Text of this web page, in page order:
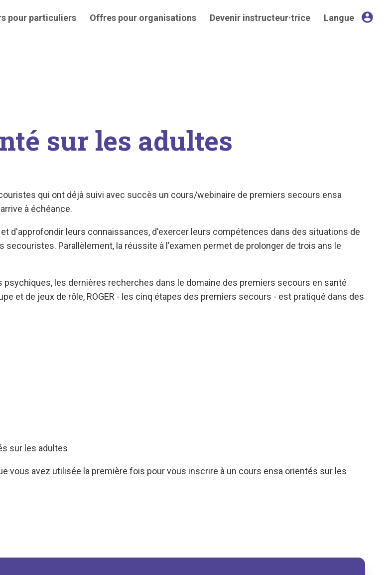
pour particuliers Offres pour organisations Devenir instructeur∙trice Langue account_circle
sur les adultes
qui ont déjà suivi avec succès un cours/webinaire de premiers secours ensa
à échéance.
d'approfondir leurs connaissances, d'exercer leurs compétences dans des situations de
Parallèlement, la réussite à l'examen permet de prolonger de trois ans le
les dernières recherches dans le domaine des premiers secours en santé
et de jeux de rôle, ROGER - les cinq étapes des premiers secours - est pratiqué dans des
sur les adultes
vous avez utilisée la première fois pour vous inscrire à un cours ensa orientés sur les